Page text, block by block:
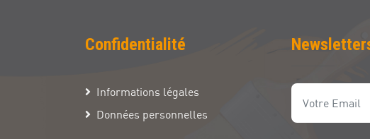
Confidentialité
Informations légales
Données personnelles